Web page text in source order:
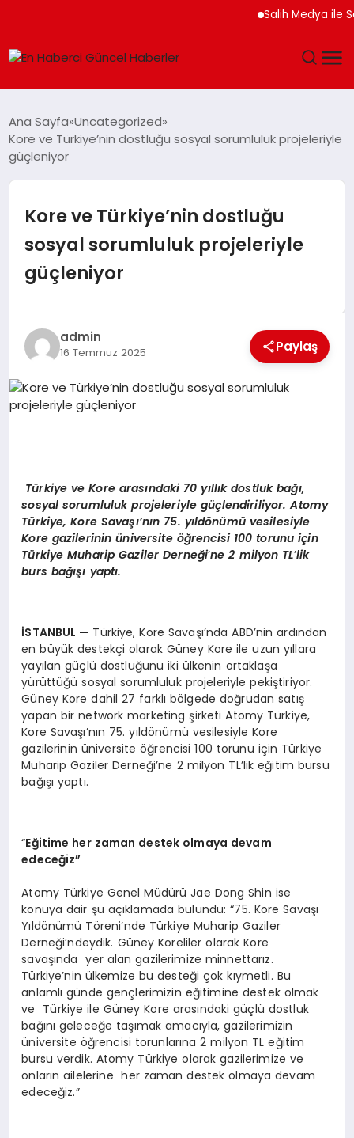
Salih Medya ile
SPOR
MAGAZIN
EKONOMI
EĞITIM
Ana Sayfa Uncategorized
Kore ve Türkiye’nin dostluğu sosyal sorumluluk projeleriyle
güçleniyor
Kore ve Türkiye’nin dostluğu
sosyal sorumluluk projeleriyle
güçleniyor
admin
16 Temmuz 2025 Paylaş
Türkiye ve Kore arasındaki 70 yıllık dostluk bağı,
sosyal sorumluluk projeleriyle güçlendiriliyor. Atomy
Türkiye, Kore Savaşı’nın 75. yıldönümü vesilesiyle
Kore gazilerinin üniversite öğrencisi 100 torunu için
Türkiye Muharip Gaziler Derneği’ne 2 milyon TL’lik
burs bağışı yaptı.
İSTANBUL — Türkiye, Kore Savaşı’nda ABD’nin ardından
en büyük destekçi olarak Güney Kore ile uzun yıllara
yayılan güçlü dostluğunu iki ülkenin ortaklaşa
yürüttüğü sosyal sorumluluk projeleriyle pekiştiriyor.
Güney Kore dahil 27 farklı bölgede doğrudan satış
yapan bir network marketing şirketi Atomy Türkiye,
Kore Savaşı’nın 75. yıldönümü vesilesiyle Kore
gazilerinin üniversite öğrencisi 100 torunu için Türkiye
Muharip Gaziler Derneği’ne 2 milyon TL’lik eğitim bursu
bağışı yaptı.
“Eğitime her zaman destek olmaya devam
edeceğiz”
Atomy Türkiye Genel Müdürü Jae Dong Shin ise
konuya dair şu açıklamada bulundu: “75. Kore Savaşı
Yıldönümü Töreni’nde Türkiye Muharip Gaziler
Derneği’ndeydik. Güney Koreliler olarak Kore
savaşında yer alan gazilerimize minnettarız.
Türkiye’nin ülkemize bu desteği çok kıymetli. Bu
anlamlı günde gençlerimizin eğitimine destek olmak
ve Türkiye ile Güney Kore arasındaki güçlü dostluk
bağını geleceğe taşımak amacıyla, gazilerimizin
üniversite öğrencisi torunlarına 2 milyon TL eğitim
bursu verdik. Atomy Türkiye olarak gazilerimize ve
onların ailelerine her zaman destek olmaya devam
edeceğiz.”